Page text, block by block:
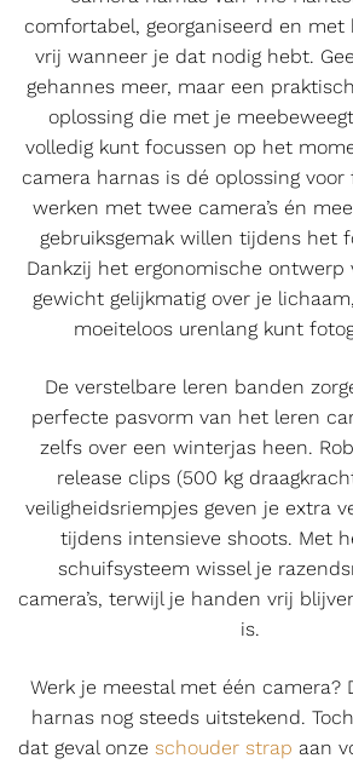
comfortabel, georganiseerd en met
vrij wanneer je dat nodig hebt.
gehannes meer, maar een
oplossing die met je
volledig kunt focussen op het
camera harnas is dé oplossing
werken met twee camera’s én
gebruiksgemak willen tijdens het
Dankzij het ergonomische ontwerp
gewicht gelijkmatig over je
moeiteloos urenlang kunt
De verstelbare leren banden
perfecte pasvorm van het leren
zelfs over een winterjas heen.
release clips (500 kg
veiligheidsriempjes geven je extra
tijdens intensieve shoots. Met
schuifsysteem wissel je
camera’s, terwijl je handen vrij
is.
Werk je meestal met één camera?
harnas nog steeds uitstekend.
dat geval onzeschouder strap aan